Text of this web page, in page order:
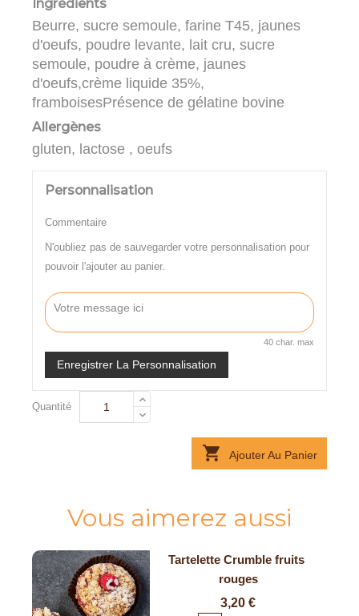
Ingrédients
Beurre, sucre semoule, farine T45, jaunes
d'oeufs, poudre levante, lait cru, sucre
semoule, poudre à crème, jaunes
d'oeufs,crème liquide 35%,
framboisesPrésence de gélatine bovine
Allergènes
gluten, lactose , oeufs
Personnalisation
Commentaire
N'oubliez pas de sauvegarder votre personnalisation pour
pouvoir l'ajouter au panier.
40 char. max
Enregistrer La Personnalisation
Quantité
 Ajouter Au Panier
Vous aimerez aussi
Tartelette Crumble fruits
rouges
Prix
3,20 €